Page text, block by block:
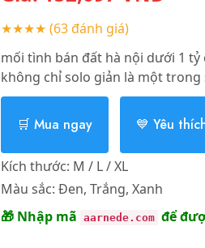
★★★★ (63 đánh giá)
mối tình bán đất hà nội dưới 1
không chỉ solo giản là một trong
🛒 Mua ngay 💙 Yêu
Kích thước: M / L / XL
Màu sắc: Đen, Trắng, Xanh
🎁 Nhập mã aarnede.com để